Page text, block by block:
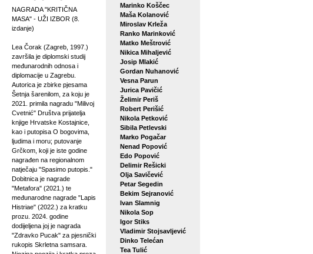
NAGRADA "KRITIČNA
MASA" - UŽI IZBOR (8.
izdanje)
Lea Čorak (Zagreb, 1997.)
završila je diplomski studij
međunarodnih odnosa i
diplomacije u Zagrebu.
Autorica je zbirke pjesama
Šetnja šarenilom, za koju je
2021. primila nagradu "Milivoj
Cvetnić" Društva prijatelja
knjige Hrvatske Kostajnice,
kao i putopisa O bogovima,
ljudima i moru; putovanje
Grčkom, koji je iste godine
nagrađen na regionalnom
natječaju "Spasimo putopis."
Dobitnica je nagrade
"Metafora" (2021.) te
međunarodne nagrade "Lapis
Histriae" (2022.) za kratku
prozu. 2024. godine
dodijeljena joj je nagrada
"Zdravko Pucak" za pjesnički
rukopis Skrletna samsara.
Marinko Koščec
Maša Kolanović
Miroslav Krleža
Ranko Marinković
Matko Meštrović
Nikica Mihaljević
Josip Mlakić
Gordan Nuhanović
Vesna Parun
Jurica Pavičić
Želimir Periš
Robert Perišić
Nikola Petković
Sibila Petlevski
Marko Pogačar
Nenad Popović
Edo Popović
Delimir Rešicki
Olja Savičević
Petar Segedin
Bekim Sejranović
Ivan Slamnig
Nikola Sop
Igor Stiks
Vladimir Stojsavljević
Dinko Telećan
Tea Tulić